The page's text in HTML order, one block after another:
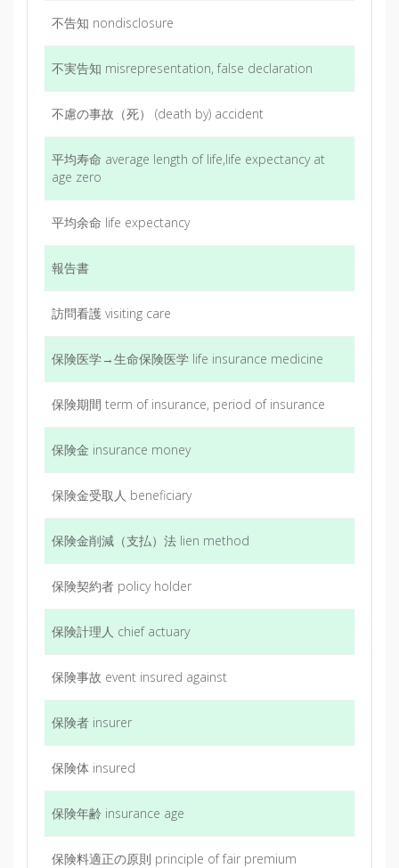
不告知 nondisclosure
不実告知 misrepresentation, false declaration
不慮の事故（死） (death by) accident
平均寿命 average length of life,life expectancy at
age zero
平均余命 life expectancy
報告書
訪問看護 visiting care
保険医学→生命保険医学 life insurance medicine
保険期間 term of insurance, period of insurance
保険金 insurance money
保険金受取人 beneficiary
保険金削減（支払）法 lien method
保険契約者 policy holder
保険計理人 chief actuary
保険事故 event insured against
保険者 insurer
保険体 insured
保険年齢 insurance age
保険料適正の原則 principle of fair premium